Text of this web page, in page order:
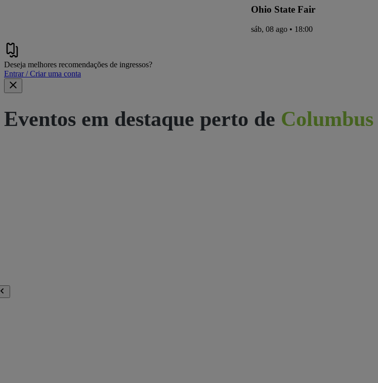
Ohio State Fair
sáb, 08 ago • 18:00
Deseja melhores recomendações de ingressos?
Entrar / Criar uma conta
Eventos em destaque perto de Columbus